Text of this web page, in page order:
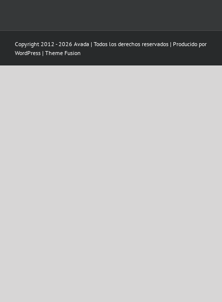
Copyright 2012 - 2026 Avada | Todos los derechos reservados | Producido por
WordPress | Theme Fusion